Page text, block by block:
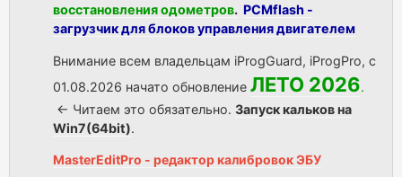
восстановления одометров. PCMflash -
загрузчик для блоков управления двигателем
Внимание всем владельцам iProgGuard, iProgPro, с
01.08.2026 начато обновление ЛЕТО 2026.
<- Читаем это обязательно. Запуск кальков на
Win7(64bit).
MasterEditPro - редактор калибровок ЭБУ